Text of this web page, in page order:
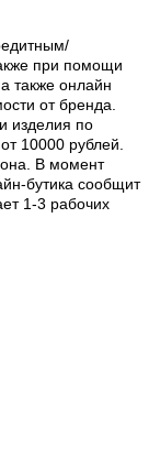
при помощи
также онлайн
от бренда.
изделия по
10000 рублей.
В момент
бутика сообщит
1-3 рабочих